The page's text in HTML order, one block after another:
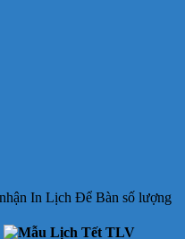
In Lịch Để Bàn số lượng